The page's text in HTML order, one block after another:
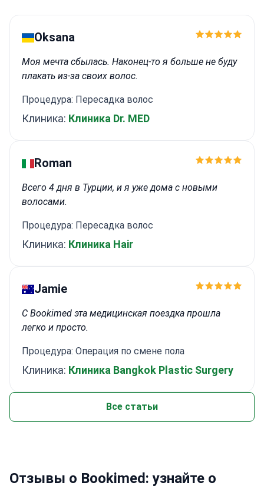
Oksana
Моя мечта сбылась. Наконец-то я больше не буду
плакать из-за своих волос.
Процедура: Пересадка волос
Клиника: Клиника Dr. MED
Roman
Всего 4 дня в Турции, и я уже дома с новыми
волосами.
Процедура: Пересадка волос
Клиника: Клиника Hair
Jamie
С Bookimed эта медицинская поездка прошла
легко и просто.
Процедура: Операция по смене пола
Клиника: Клиника Bangkok Plastic Surgery
Все статьи
Отзывы о Bookimed: узнайте о